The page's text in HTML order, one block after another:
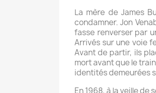
La mère de James
condamner. Jon
fasse renverser par
Arrivés sur une voie
Avant de partir, ils
mort avant que le
identités demeurées
En 1968, à la veille